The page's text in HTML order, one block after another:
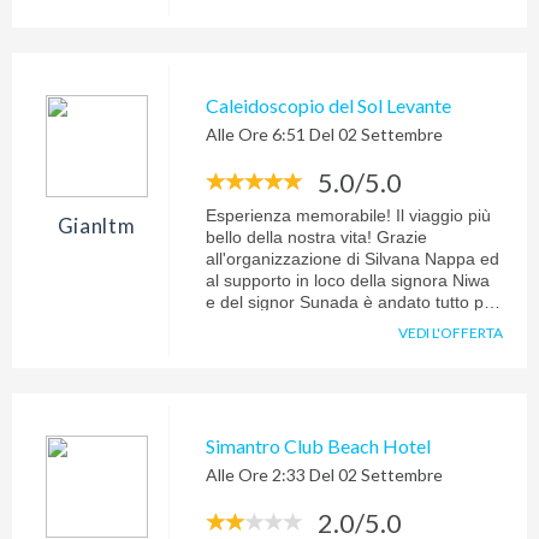
Gianltm
Caleidoscopio del Sol Levante
Alle Ore 6:51 Del 02 Settembre
5.0/5.0
Esperienza memorabile! Il viaggio più
bello della nostra vita! Grazie
all'organizzazione di Silvana Nappa ed
al supporto in loco della signora Niwa
e del signor Sunada è andato tutto per
in altro luogo) per "schivare" un tifone
che ci avrebbe sicuramente rovinato
evolution travel e la signora Nappa e
VEDI L'OFFERTA
Simantro Club Beach Hotel
Alle Ore 2:33 Del 02 Settembre
2.0/5.0